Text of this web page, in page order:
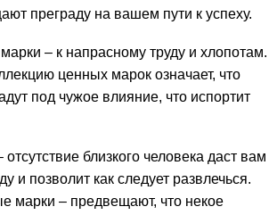
преграду на вашем пути к успеху.
– к напрасному труду и хлопотам.
ценных марок означает, что
под чужое влияние, что испортит
близкого человека даст вам
и позволит как следует развлечься.
марки – предвещают, что некое